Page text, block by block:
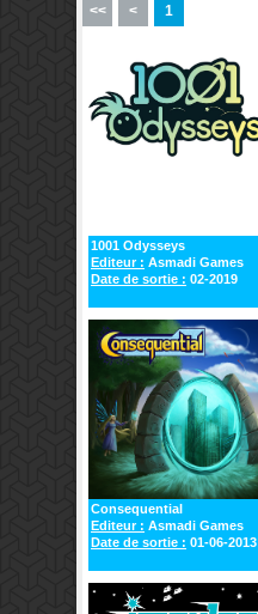
<< < 1
1001 Odysseys
Editeur : Asmadi Games
Date de sortie : 02-2019
Consequential
Editeur : Asmadi Games
Date de sortie : 01-06-2013